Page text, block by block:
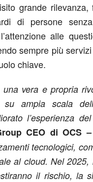
grande
di persone
alle
sempre più
chiave.
vera e propria
su ampia scala
l’esperienza
CEO di OCS
tecnologici,
al cloud. Nel
il rischio, la